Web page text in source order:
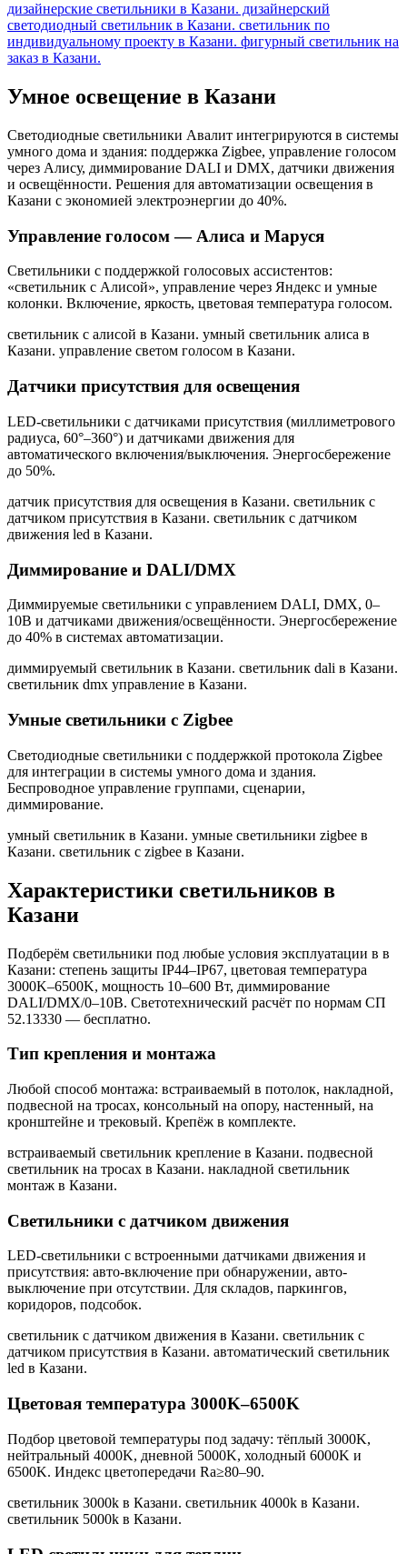
дизайнерские светильники в Казани. дизайнерский
светодиодный светильник в Казани. светильник по
индивидуальному проекту в Казани. фигурный светильник на
заказ в Казани.
Умное освещение в Казани
Светодиодные светильники Авалит интегрируются в системы
умного дома и здания: поддержка Zigbee, управление голосом
через Алису, диммирование DALI и DMX, датчики движения
и освещённости. Решения для автоматизации освещения в
Казани с экономией электроэнергии до 40%.
Управление голосом — Алиса и Маруся
Светильники с поддержкой голосовых ассистентов:
«светильник с Алисой», управление через Яндекс и умные
колонки. Включение, яркость, цветовая температура голосом.
светильник с алисой в Казани. умный светильник алиса в
Казани. управление светом голосом в Казани.
Датчики присутствия для освещения
LED-светильники с датчиками присутствия (миллиметрового
радиуса, 60°–360°) и датчиками движения для
автоматического включения/выключения. Энергосбережение
до 50%.
датчик присутствия для освещения в Казани. светильник с
датчиком присутствия в Казани. светильник с датчиком
движения led в Казани.
Диммирование и DALI/DMX
Диммируемые светильники с управлением DALI, DMX, 0–
10В и датчиками движения/освещённости. Энергосбережение
до 40% в системах автоматизации.
диммируемый светильник в Казани. светильник dali в Казани.
светильник dmx управление в Казани.
Умные светильники с Zigbee
Светодиодные светильники с поддержкой протокола Zigbee
для интеграции в системы умного дома и здания.
Беспроводное управление группами, сценарии,
диммирование.
умный светильник в Казани. умные светильники zigbee в
Казани. светильник с zigbee в Казани.
Характеристики светильников в
Казани
Подберём светильники под любые условия эксплуатации в в
Казани: степень защиты IP44–IP67, цветовая температура
3000K–6500K, мощность 10–600 Вт, диммирование
DALI/DMX/0–10В. Светотехнический расчёт по нормам СП
52.13330 — бесплатно.
Тип крепления и монтажа
Любой способ монтажа: встраиваемый в потолок, накладной,
подвесной на тросах, консольный на опору, настенный, на
кронштейне и трековый. Крепёж в комплекте.
встраиваемый светильник крепление в Казани. подвесной
светильник на тросах в Казани. накладной светильник
монтаж в Казани.
Светильники с датчиком движения
LED-светильники с встроенными датчиками движения и
присутствия: авто-включение при обнаружении, авто-
выключение при отсутствии. Для складов, паркингов,
коридоров, подсобок.
светильник с датчиком движения в Казани. светильник с
датчиком присутствия в Казани. автоматический светильник
led в Казани.
Цветовая температура 3000K–6500K
Подбор цветовой температуры под задачу: тёплый 3000K,
нейтральный 4000K, дневной 5000K, холодный 6000K и
6500K. Индекс цветопередачи Ra≥80–90.
светильник 3000k в Казани. светильник 4000k в Казани.
светильник 5000k в Казани.